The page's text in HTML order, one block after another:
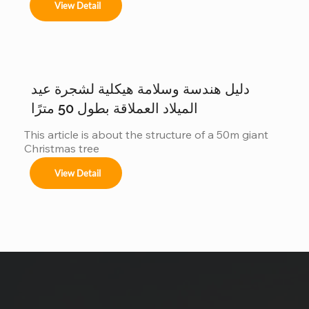
نحن متخصصون في تصاميم مخصصة لأشجار عيد الميلاد
العملاقة لتتناسب مع موضوعك لا يوجد مكانان متشابهان،
View Detail
دليل هندسة وسلامة هيكلية لشجرة عيد
الميلاد العملاقة بطول 50 مترًا
This article is about the structure of a 50m giant
Christmas tree
View Detail